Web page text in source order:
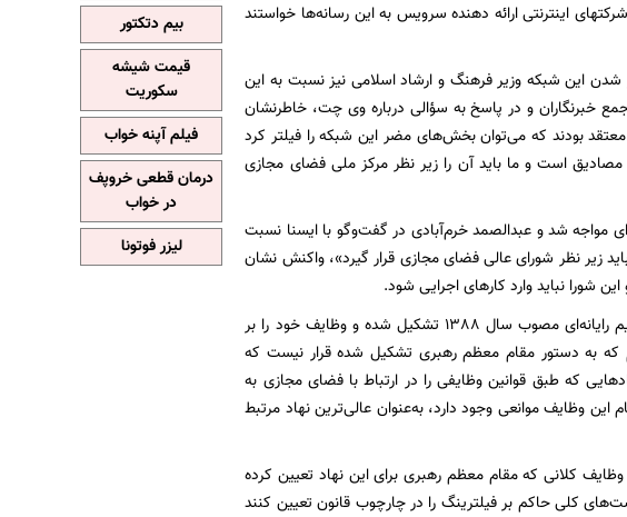
اینترنتی ارائه دهنده سرویس به این رسانه‌ها خواستند
این شبکه وزیر فرهنگ و ارشاد اسلامی نیز نسبت به این
خبرنگاران و در پاسخ به سؤالی درباره وی چت، خاطرنشان
بودند که می‌توان بخش‌های مضر این شبکه را فیلتر کرد
است و ما باید آن را زیر نظر مرکز ملی فضای مجازی
مواجه شد و عبدالصمد خرم‌آبادی در گفت‌وگو با ایسنا نسبت
زیر نظر شورای عالی فضای مجازی قرار گیرد»، واکنش نشان
شورا نباید وارد کارهای اجرایی شود.
وی با بیان اینکه کارگروه تعیین مصادیق محتوای مجرمانه در اجرای قانون جرایم رایانه‌ای مصوب سال 1388 تشکیل شده و وظایف خود را بر
که به دستور مقام معظم رهبری تشکیل شده قرار نیست که
که طبق قوانین وظایفی را در ارتباط با فضای مجازی به
این وظایف موانعی وجود دارد، به‌عنوان عالی‌ترین نهاد مرتبط
وظایف کلانی که مقام معظم رهبری برای این نهاد تعیین کرده
کلی حاکم بر فیلترینگ را در چارچوب قانون تعیین کنند
بیم دتکتور
قیمت شیشه
سکوریت
فیلم آپنه خواب
درمان قطعی خروپف
در خواب
لیزر فوتونا